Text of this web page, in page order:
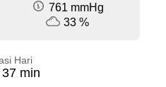
761 mmHg
33 %
Hari
min